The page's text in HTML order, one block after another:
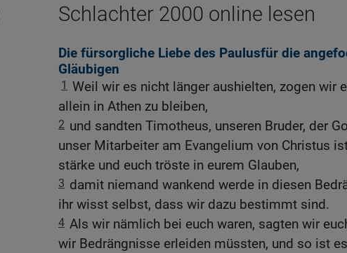
Schlachter 2000 online lesen
Die fürsorgliche Liebe des Paulusfür die
Gläubigen
1 Weil wir es nicht länger aushielten, zogen wir
allein in Athen zu bleiben,
2 und sandten Timotheus, unseren Bruder, der
unser Mitarbeiter am Evangelium von Christus
stärke und euch tröste in eurem Glauben,
3 damit niemand wankend werde in diesen
ihr wisst selbst, dass wir dazu bestimmt sind.
4 Als wir nämlich bei euch waren, sagten wir
wir Bedrängnisse erleiden müssten, und so ist